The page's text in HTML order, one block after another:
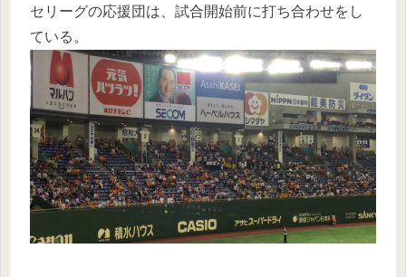
セリーグの応援団は、試合開始前に打ち合わせをし
ている。